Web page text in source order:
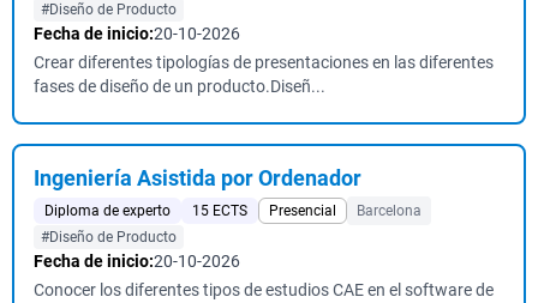
#Diseño de Producto
Fecha de inicio:20-10-2026
Crear diferentes tipologías de presentaciones en las diferentes
fases de diseño de un producto.Diseñ...
Ingeniería Asistida por Ordenador
Diploma de experto 15 ECTS Presencial
Barcelona
#Diseño de Producto
Fecha de inicio:20-10-2026
Conocer los diferentes tipos de estudios CAE en el software de